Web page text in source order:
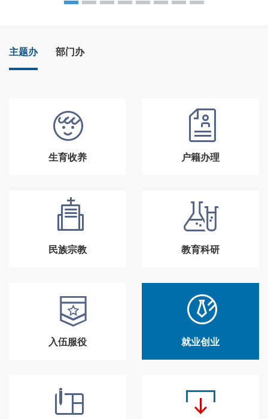
主题办 部门办
生育收养 户籍办理
民族宗教 教育科研
入伍服役 就业创业